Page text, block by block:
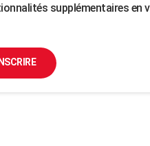
supplémentaires en